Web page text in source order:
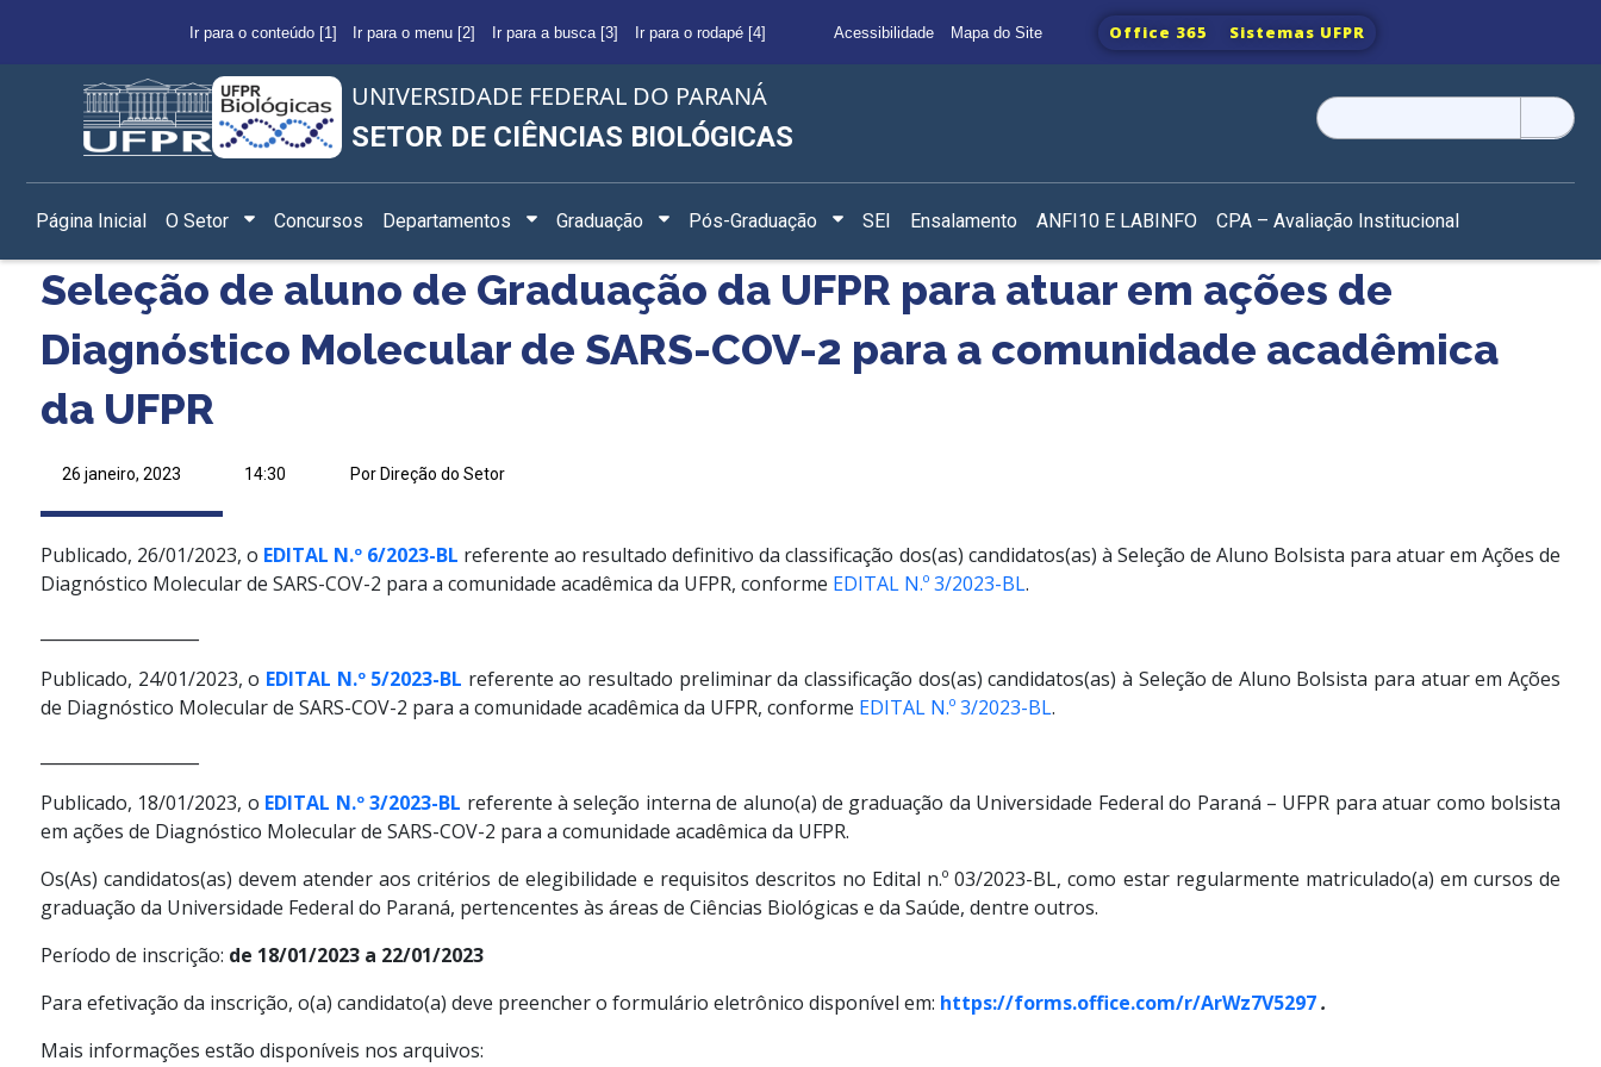
Ir para o conteúdo [1] Ir para o menu [2] Ir para a busca [3] Ir para o rodapé [4] Acessibilidade Mapa do Site Office 365 Sistemas UFPR
UNIVERSIDADE FEDERAL DO PARANÁ
SETOR DE CIÊNCIAS BIOLÓGICAS
Pesquisar
por:
Página Inicial O Setor Concursos Departamentos Graduação Pós-Graduação SEI Ensalamento ANFI10 E LABINFO CPA – Avaliação Institucional
Seleção de aluno de Graduação da UFPR para atuar em ações de
Diagnóstico Molecular de SARS-COV-2 para a comunidade acadêmica
da UFPR
26 janeiro, 2023 14:30 Por Direção do Setor
Publicado, 26/01/2023, o EDITAL N.º 6/2023-BL referente ao resultado definitivo da classificação dos(as) candidatos(as) à Seleção de Aluno Bolsista para atuar em Ações de
Diagnóstico Molecular de SARS-COV-2 para a comunidade acadêmica da UFPR, conforme EDITAL N.º 3/2023-BL.
Publicado, 24/01/2023, o EDITAL N.º 5/2023-BL referente ao resultado preliminar da classificação dos(as) candidatos(as) à Seleção de Aluno Bolsista para atuar em Ações
de Diagnóstico Molecular de SARS-COV-2 para a comunidade acadêmica da UFPR, conforme EDITAL N.º 3/2023-BL.
Publicado, 18/01/2023, o EDITAL N.º 3/2023-BL referente à seleção interna de aluno(a) de graduação da Universidade Federal do Paraná – UFPR para atuar como bolsista
em ações de Diagnóstico Molecular de SARS-COV-2 para a comunidade acadêmica da UFPR.
Os(As) candidatos(as) devem atender aos critérios de elegibilidade e requisitos descritos no Edital n.º 03/2023-BL, como estar regularmente matriculado(a) em cursos de
graduação da Universidade Federal do Paraná, pertencentes às áreas de Ciências Biológicas e da Saúde, dentre outros.
Período de inscrição: de 18/01/2023 a 22/01/2023
Para efetivação da inscrição, o(a) candidato(a) deve preencher o formulário eletrônico disponível em: https://forms.office.com/r/ArWz7V5297.
Mais informações estão disponíveis nos arquivos: